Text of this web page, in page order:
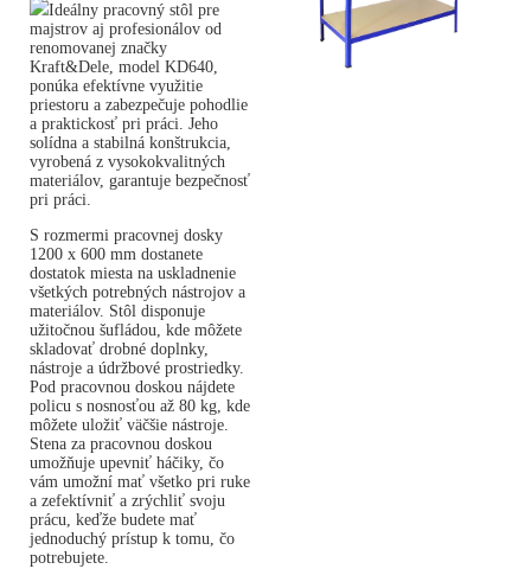
Ideálny pracovný stôl pre
majstrov aj profesionálov od
renomovanej značky
Kraft&Dele, model KD640,
ponúka efektívne využitie
priestoru a zabezpečuje pohodlie
a praktickosť pri práci. Jeho
solídna a stabilná konštrukcia,
vyrobená z vysokokvalitných
materiálov, garantuje bezpečnosť
pri práci.
S rozmermi pracovnej dosky
1200 x 600 mm dostanete
dostatok miesta na uskladnenie
všetkých potrebných nástrojov a
materiálov. Stôl disponuje
užitočnou šufládou, kde môžete
skladovať drobné doplnky,
nástroje a údržbové prostriedky.
Pod pracovnou doskou nájdete
policu s nosnosťou až 80 kg, kde
môžete uložiť väčšie nástroje.
Stena za pracovnou doskou
umožňuje upevniť háčiky, čo
vám umožní mať všetko pri ruke
a zefektívniť a zrýchliť svoju
prácu, keďže budete mať
jednoduchý prístup k tomu, čo
potrebujete.